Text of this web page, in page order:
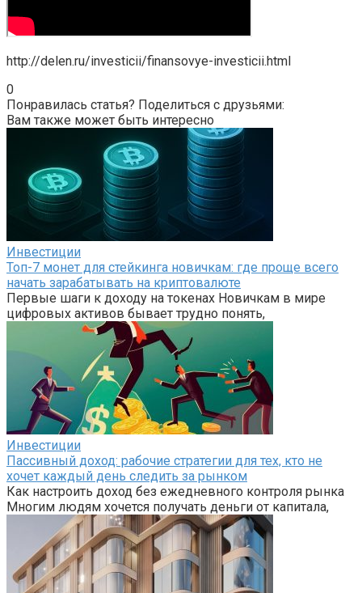
http://delen.ru/investicii/finansovye-investicii.html
0
Понравилась статья? Поделиться с друзьями:
Вам также может быть интересно
Инвестиции
Топ-7 монет для стейкинга новичкам: где проще всего
начать зарабатывать на криптовалюте
Первые шаги к доходу на токенах Новичкам в мире
цифровых активов бывает трудно понять,
Инвестиции
Пассивный доход: рабочие стратегии для тех, кто не
хочет каждый день следить за рынком
Как настроить доход без ежедневного контроля рынка
Многим людям хочется получать деньги от капитала,